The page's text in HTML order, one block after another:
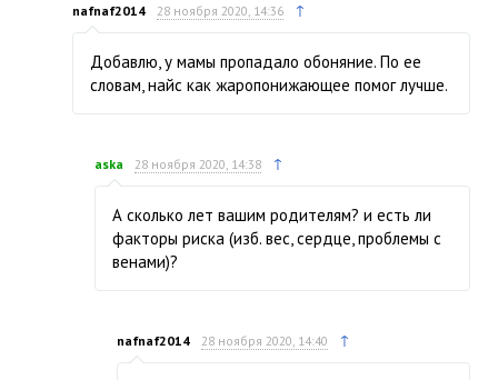
nafnaf2014 28 ноября 2020, 14:36 ↑
Добавлю, у мамы пропадало обоняние. По ее
словам, найс как жаропонижающее помог лучше.
aska 28 ноября 2020, 14:38 ↑
А сколько лет вашим родителям? и есть ли
факторы риска (изб. вес, сердце, проблемы с
венами)?
nafnaf2014 28 ноября 2020, 14:40 ↑